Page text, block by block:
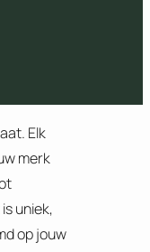
Elk
merk
uniek,
op jouw